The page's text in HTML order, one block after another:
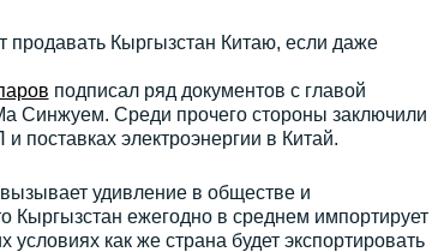
продавать Кыргызстан Китаю, если даже
подписал ряд документов с главой
Синжуем. Среди прочего стороны заключили
поставках электроэнергии в Китай.
удивление в обществе и
Кыргызстан ежегодно в среднем импортирует
условиях как же страна будет экспортировать